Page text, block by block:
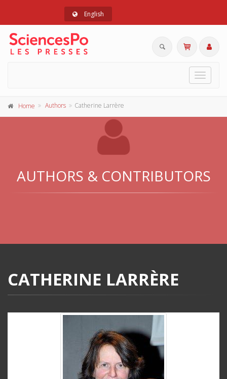
English
Toggle
Home Authors Catherine Larrère
AUTHORS & CONTRIBUTORS
CATHERINE LARRÈRE